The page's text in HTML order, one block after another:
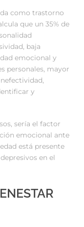
como trastorno
que un 35% de
baja
emocional y
personales, mayor
y
sería el factor
emocional ante
está presente
en el